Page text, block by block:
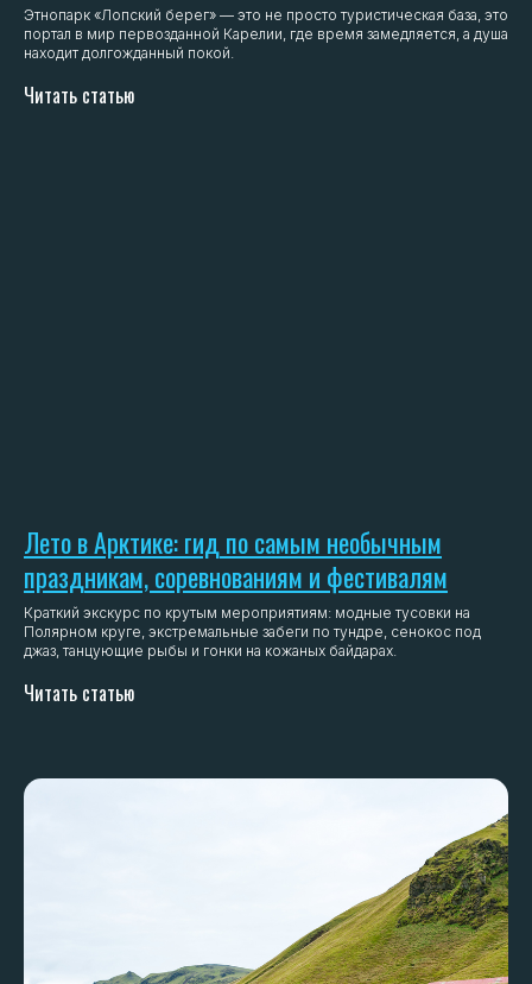
Этнопарк «Лопский берег» — это не просто туристическая база, это
портал в мир первозданной Карелии, где время замедляется, а душа
находит долгожданный покой.
Читать статью
Лето в Арктике: гид по самым необычным
праздникам, соревнованиям и фестивалям
Краткий экскурс по крутым мероприятиям: модные тусовки на
Полярном круге, экстремальные забеги по тундре, сенокос под
джаз, танцующие рыбы и гонки на кожаных байдарах.
Читать статью